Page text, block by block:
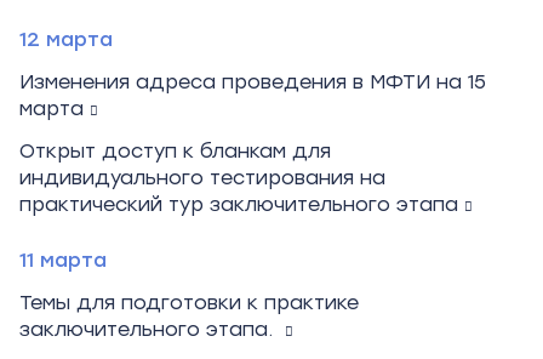
12 марта
Изменения адреса проведения в МФТИ на 15
марта
Открыт доступ к бланкам для
индивидуального тестирования на
практический тур заключительного этапа
11 марта
Темы для подготовки к практике
заключительного этапа.